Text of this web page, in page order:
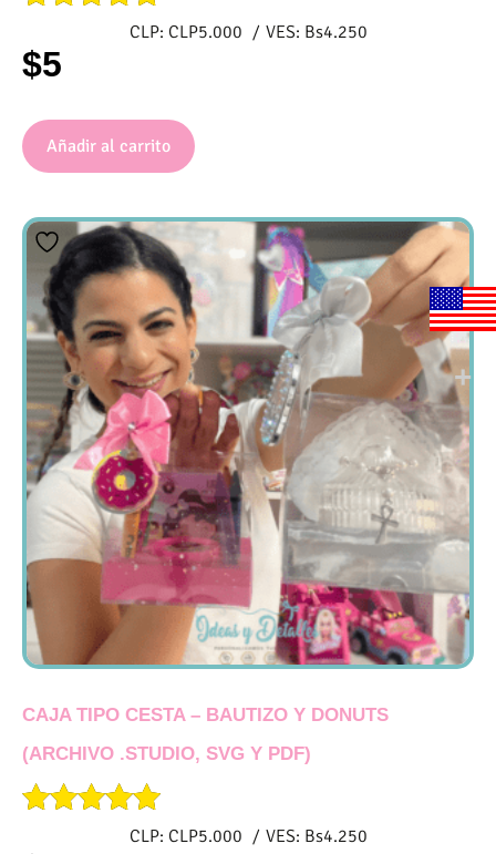
con
4.93
CLP: CLP5.000 / VES: Bs4.250
$5
Añadir al carrito
CAJA TIPO CESTA – BAUTIZO Y DONUTS
(ARCHIVO .STUDIO, SVG Y PDF)
CLP: CLP5.000 / VES: Bs4.250